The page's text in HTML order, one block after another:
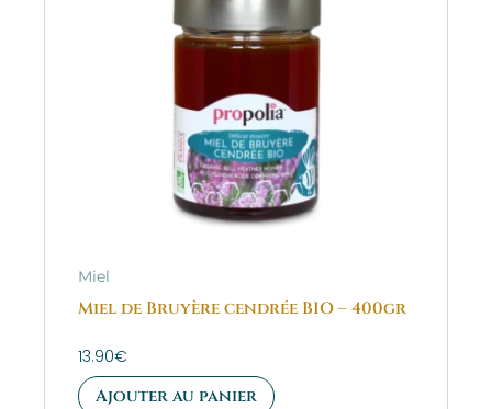
Miel
Miel de Bruyère cendrée BIO – 400gr
13.90€
Ajouter au panier